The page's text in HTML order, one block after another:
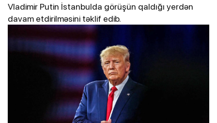
Vladimir Putin İstanbulda görüşün qaldığı yerdən
davam etdirilməsini təklif edib.